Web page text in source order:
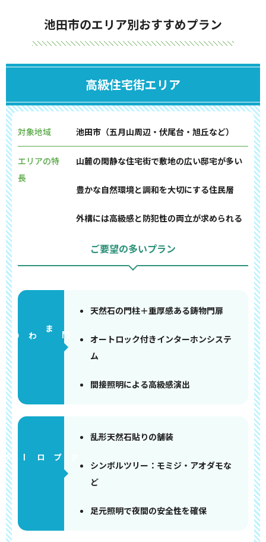
池田市のエリア別おすすめプラン
高級住宅街エリア
対象地域 池田市（五月山周辺・伏尾台・旭丘など）
エリアの特
長
山麓の閑静な住宅街で敷地の広い邸宅が多い
豊かな自然環境と調和を大切にする住民層
外構には高級感と防犯性の両立が求められる
ご要望の多いプラン
門まわり
天然石の門柱＋重厚感ある鋳物門扉
オートロック付きインターホンシステ
ム
間接照明による高級感演出
アプローチ
乱形天然石貼りの舗装
シンボルツリー：モミジ・アオダモな
ど
足元照明で夜間の安全性を確保